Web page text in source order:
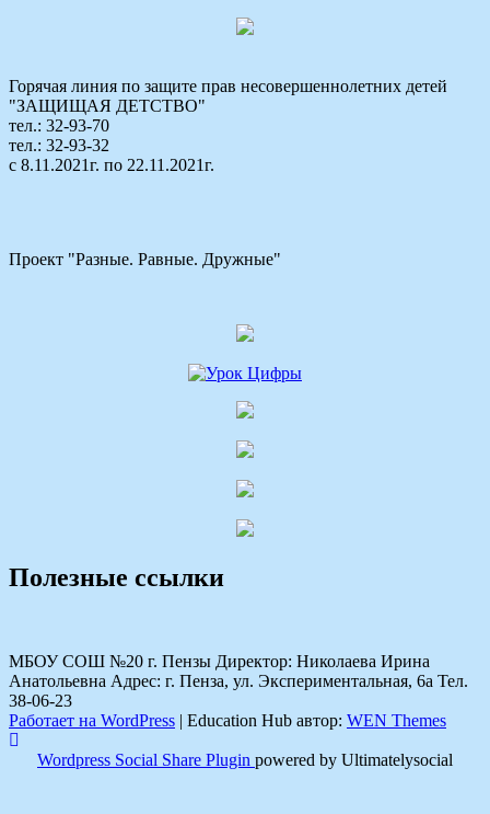
Горячая линия по защите прав несовершеннолетних детей
"ЗАЩИЩАЯ ДЕТСТВО"
тел.: 32-93-70
тел.: 32-93-32
с 8.11.2021г. по 22.11.2021г.
Проект "Разные. Равные. Дружные"
Полезные ссылки
МБОУ СОШ №20 г. Пензы Директор: Николаева Ирина
Анатольевна Адрес: г. Пенза, ул. Экспериментальная, 6а Тел.
38-06-23
Работает на WordPress | Education Hub автор: WEN Themes
Wordpress Social Share Plugin powered by Ultimatelysocial